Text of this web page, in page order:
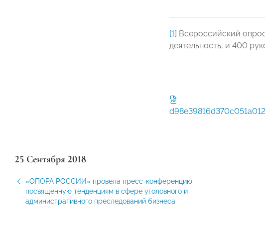
[1] Всероссийский
деятельность, и 400
25 Сентября 2018
«ОПОРА РОССИИ» провела пресс-конференцию,
посвященную тенденциям в сфере уголовного и
административного преследований бизнеса